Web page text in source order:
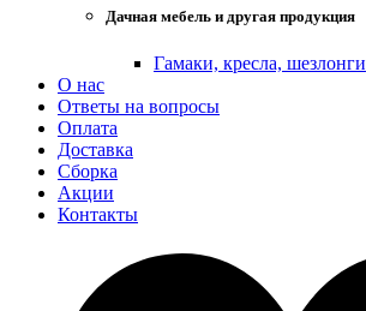
Дачная мебель и другая продукция
Гамаки, кресла, шезлонги
О нас
Ответы на вопросы
Оплата
Доставка
Сборка
Акции
Контакты